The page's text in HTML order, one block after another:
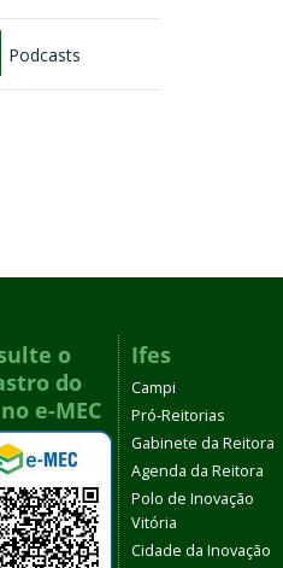
Podcasts
o
do
e-MEC
Ifes
Campi
Pró-Reitorias
Gabinete da Reitora
Agenda da Reitora
Polo de Inovação
Vitória
Cidade da Inovação